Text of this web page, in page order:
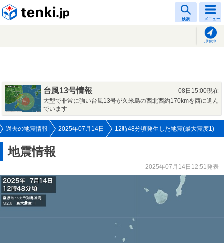
検索 メニュー
現在地
台風13号情報
08日15:00現在
大型で非常に強い台風13号が久米島の西北西約170kmを西に進ん
でいます
過去の地震情報 2025年07月14日 12時48分頃発生した地震(最大震度1)
地震情報
2025年07月14日12:51発表